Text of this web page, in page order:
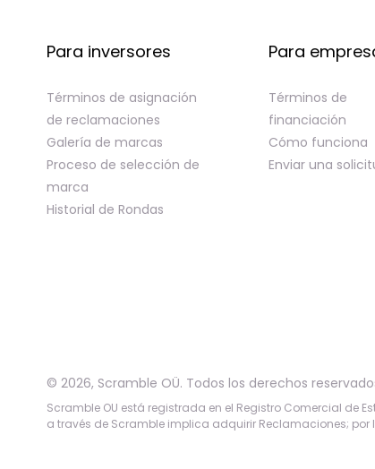
Para inversores
Términos de asignación
de reclamaciones
Galería de marcas
Proceso de selección de
marca
Historial de Rondas
Para
Términos de
financiación
Cómo funciona
Enviar una
© 2026, Scramble OÜ. Todos los derechos
Scramble OU está registrada en el Registro Comercial de
a través de Scramble implica adquirir Reclamaciones;